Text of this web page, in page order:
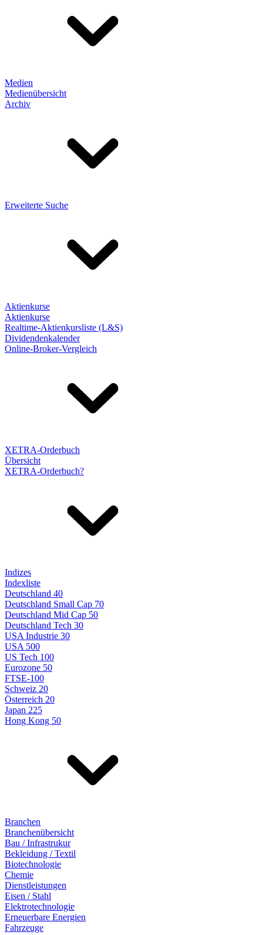
Medien
Medienübersicht
Archiv
Erweiterte Suche
Aktienkurse
Aktienkurse
Realtime-Aktienkursliste (L&S)
Dividendenkalender
Online-Broker-Vergleich
XETRA-Orderbuch
Übersicht
XETRA-Orderbuch?
Indizes
Indexliste
Deutschland 40
Deutschland Small Cap 70
Deutschland Mid Cap 50
Deutschland Tech 30
USA Industrie 30
USA 500
US Tech 100
Eurozone 50
FTSE-100
Schweiz 20
Österreich 20
Japan 225
Hong Kong 50
Branchen
Branchenübersicht
Bau / Infrastrukur
Bekleidung / Textil
Biotechnologie
Chemie
Dienstleistungen
Eisen / Stahl
Elektrotechnologie
Erneuerbare Energien
Fahrzeuge